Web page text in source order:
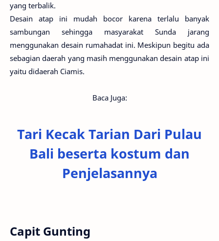
yang terbalik.
Desain atap ini mudah bocor karena terlalu banyak
sambungan sehingga masyarakat Sunda jarang
menggunakan desain rumahadat ini. Meskipun begitu ada
sebagian daerah yang masih menggunakan desain atap ini
yaitu didaerah Ciamis.
Baca Juga:
Tari Kecak Tarian Dari Pulau
Bali beserta kostum dan
Penjelasannya
Capit Gunting